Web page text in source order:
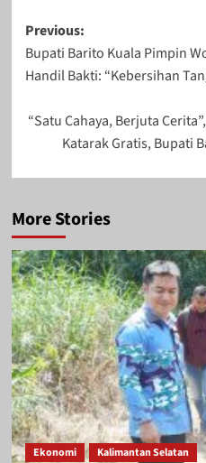
Post
navigation
Previous:
Bupati Barito Kuala Pimpin
Handil Bakti: “Kebersihan
“Satu Cahaya, Berjuta
Katarak Gratis, Bupati
More Stories
Ekonomi Kalimantan Selatan